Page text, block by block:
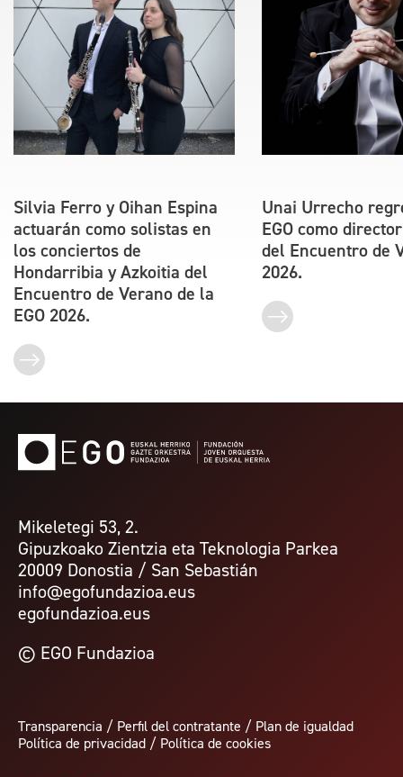
Silvia Ferro y Oihan Espina
actuarán como solistas en
los conciertos de
Hondarribia y Azkoitia del
Encuentro de Verano de la
EGO 2026.
Unai Urrecho
EGO como
del Encuentro de
2026.
Mikeletegi 53, 2.
Gipuzkoako Zientzia eta Teknologia Parkea
20009 Donostia / San Sebastián
info@egofundazioa.eus
egofundazioa.eus
© EGO Fundazioa
Transparencia / Perfil del contratante / Plan de igualdad
Política de privacidad / Política de cookies